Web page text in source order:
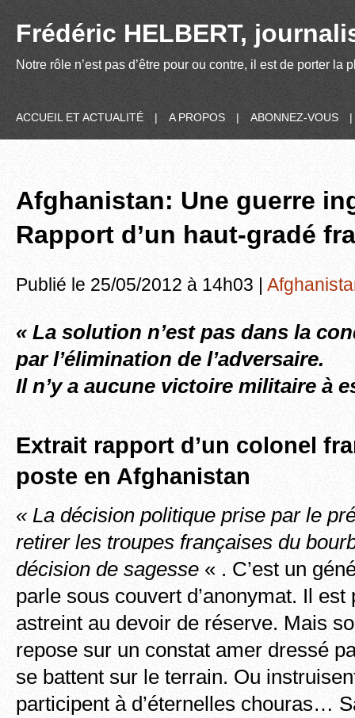
Frédéric HELBERT,
Notre rôle n’est pas d’être pour ou contre, il est de porter
ACCUEIL ET ACTUALITÉ | A PROPOS | ABONNEZ-VOUS |
Afghanistan: Une guerre
Rapport d’un haut-gradé
Publié le 25/05/2012 à 14h03 |
« La solution n’est pas dans la
par l’élimination de l’adversaire.
Il n’y a aucune victoire militaire à
Extrait rapport d’un colonel
poste en Afghanistan
« La décision politique prise par le
retirer les troupes françaises du
décision de sagesse « . C’est un
parle sous couvert d’anonymat. Il est
astreint au devoir de réserve. Mais
repose sur un constat amer dressé
se battent sur le terrain. Ou
participent à d’éternelles chouras…